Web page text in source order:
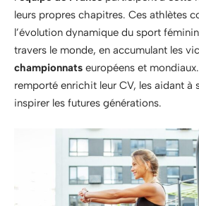
leurs propres chapitres. Ces athlètes
l’évolution dynamique du sport
travers le monde, en accumulant les
championnats européens et
remporté enrichit leur CV, les aidant à
inspirer les futures générations.